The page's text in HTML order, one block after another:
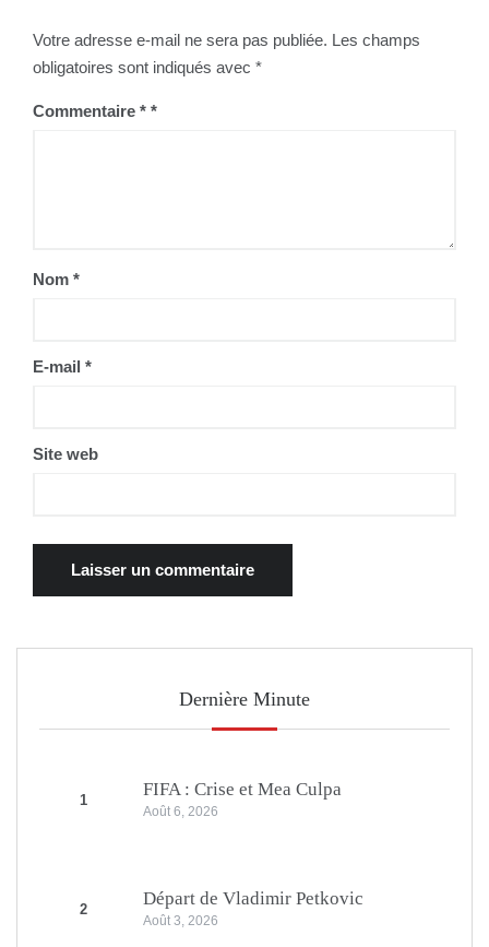
Votre adresse e-mail ne sera pas publiée. Les champs
obligatoires sont indiqués avec *
Commentaire *
Nom *
E-mail *
Site web
Dernière Minute
1
FIFA : Crise et Mea Culpa
Août 6, 2026
2
Départ de Vladimir Petkovic
Août 3, 2026